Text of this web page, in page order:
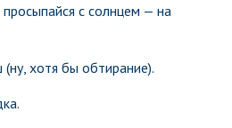
с солнцем — на
хотя бы обтирание).